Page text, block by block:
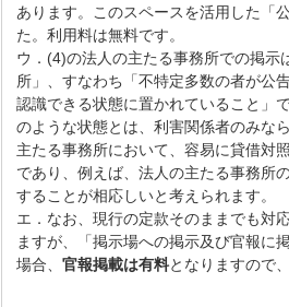
あります。このスペースを活用した「
た。利用料は無料です。
ウ．(4)の法人の主たる事務所での掲示
所」、すなわち「不特定多数の者が公
認識できる状態に置かれていること」
のような状態とは、利害関係者のみな
主たる事務所において、容易に貸借対
であり、例えば、法人の主たる事務所
することが相応しいと考えられます。
エ．なお、現行の定款そのままでも対
ますが、「掲示場への掲示及び官報に
場合、官報掲載は有料となりますので